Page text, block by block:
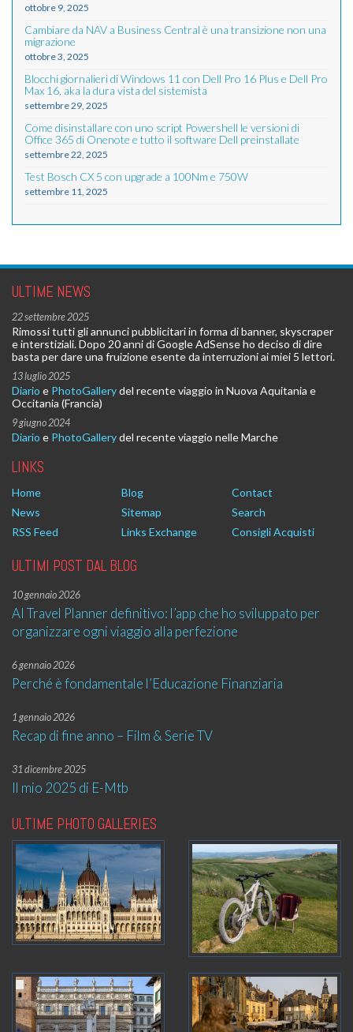
ottobre 9, 2025
Cambiare da NAV a Business Central è una transizione non una
migrazione
ottobre 3, 2025
Blocchi giornalieri di Windows 11 con Dell Pro 16 Plus e Dell Pro
Max 16, aka la dura vista del sistemista
settembre 29, 2025
Come disinstallare con uno script Powershell le versioni di
Office 365 di Onenote e tutto il software Dell preinstallate
settembre 22, 2025
Test Bosch CX 5 con upgrade a 100Nm e 750W
settembre 11, 2025
ULTIME NEWS
22 settembre 2025
Rimossi tutti gli annunci pubblicitari in forma di banner, skyscraper
e interstiziali. Dopo 20 anni di Google AdSense ho deciso di dire
basta per dare una fruizione esente da interruzioni ai miei 5 lettori.
13 luglio 2025
Diario e PhotoGallerydel recente viaggio in Nuova Aquitania e
Occitania (Francia)
9 giugno 2024
Diario e PhotoGallerydel recente viaggio nelle Marche
LINKS
Home Blog
Contact
News
Sitemap
Search
RSS Feed
Links Exchange Consigli Acquisti
ULTIMI POST DAL BLOG
10 gennaio 2026
AI Travel Planner definitivo: l’app che ho sviluppato per
organizzare ogni viaggio alla perfezione
6 gennaio 2026
Perché è fondamentale l’Educazione Finanziaria
1 gennaio 2026
Recap di fine anno – Film & Serie TV
31 dicembre 2025
Il mio 2025 di E-Mtb
ULTIME PHOTO GALLERIES